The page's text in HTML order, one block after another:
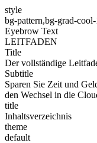
style
bg-pattern,bg-grad-
Eyebrow Text
LEITFADEN
Title
Der vollständige
Subtitle
Sparen Sie Zeit und
den Wechsel in die
title
Inhaltsverzeichnis
theme
default